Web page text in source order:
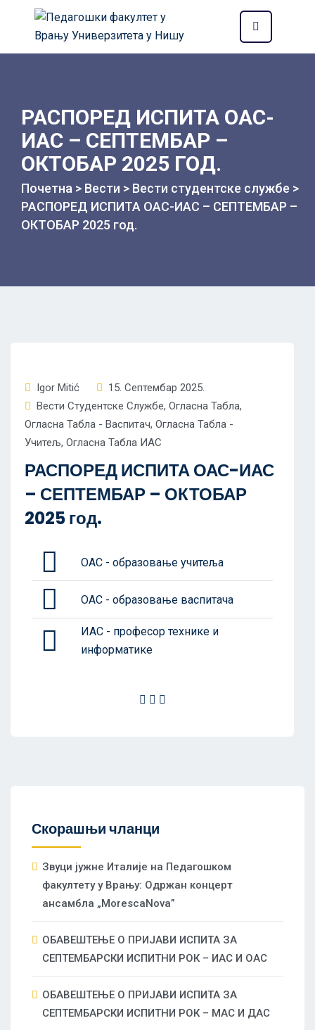
РАСПОРЕД ИСПИТА ОАС-
ИАС – СЕПТЕМБАР –
ОКТОБАР 2025 ГОД.
Почетна > Вести > Вести студентске службе >
РАСПОРЕД ИСПИТА ОАС-ИАС – СЕПТЕМБАР –
ОКТОБАР 2025 год.
Igor Mitić
15. Септембар 2025.
Вести Студентске Службе, Огласна Табла,
Огласна Табла - Васпитач, Огласна Табла -
Учитељ, Огласна Табла ИАС
РАСПОРЕД ИСПИТА ОАС-ИАС
– СЕПТЕМБАР – ОКТОБАР
2025 год.
ОАС - образовање учитеља
ОАС - образовање васпитача
ИАС - професор технике и
информатике
Скорашњи чланци
Звуци јужне Италије на Педагошком
факултету у Врању: Одржан концерт
ансамбла „MorescaNova”
ОБАВЕШТЕЊЕ О ПРИЈАВИ ИСПИТА ЗА
СЕПТЕМБАРСКИ ИСПИТНИ РОК – ИАС И ОАС
ОБАВЕШТЕЊЕ О ПРИЈАВИ ИСПИТА ЗА
СЕПТЕМБАРСКИ ИСПИТНИ РОК – МАС И ДАС